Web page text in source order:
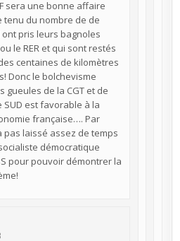
sera une bonne affaire
tenu du nombre de de
pris leurs bagnoles
le RER et qui sont restés
centaines de kilomètres
Donc le bolchevisme
gueules de la CGT et de
SUD est favorable à la
française…. Par
pas laissé assez de temps
démocratique
pour pouvoir démontrer la